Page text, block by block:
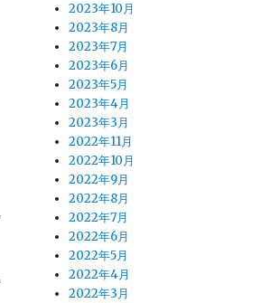
2023年10月
2023年8月
2023年7月
2023年6月
2023年5月
2023年4月
2023年3月
2022年11月
2022年10月
2022年9月
2022年8月
2022年7月
2022年6月
2022年5月
2022年4月
2022年3月